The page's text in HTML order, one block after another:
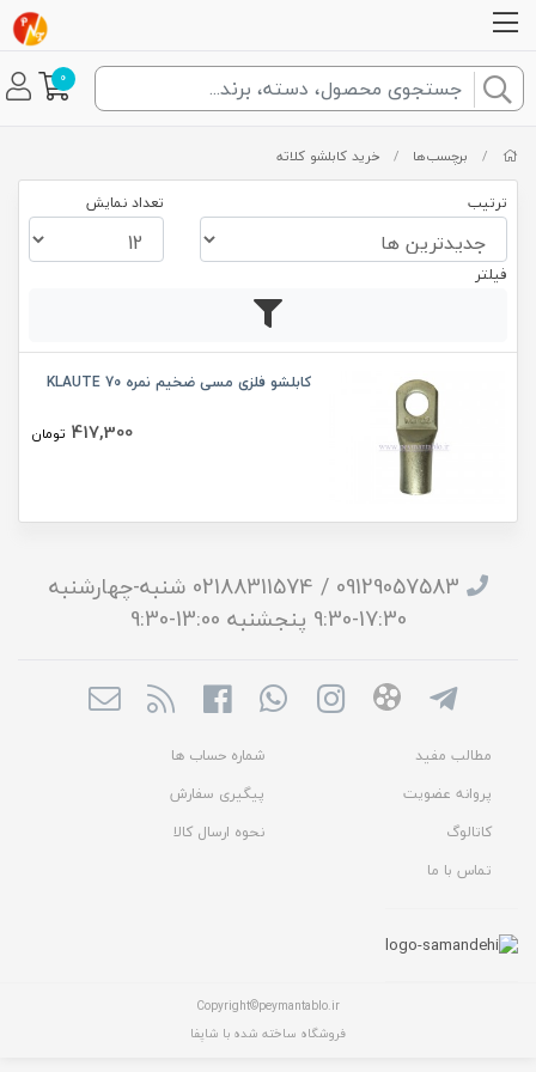
0
/ برچسب‌ها / خرید کابلشو کلاته
ترتیب تعداد نمایش
فیلتر
کابلشو فلزی مسی ضخیم نمره 70 KLAUTE
417,300 تومان
09129057583 / 02188311574 شنبه-چهارشنبه
17:30-9:30 پنجشنبه 13:00-9:30
مطالب مفید
شماره حساب ها
پروانه عضویت
پیگیری سفارش
کاتالوگ
نحوه ارسال کالا
تماس با ما
Copyright©peymantablo.ir
فروشگاه ساخته شده با شاپفا